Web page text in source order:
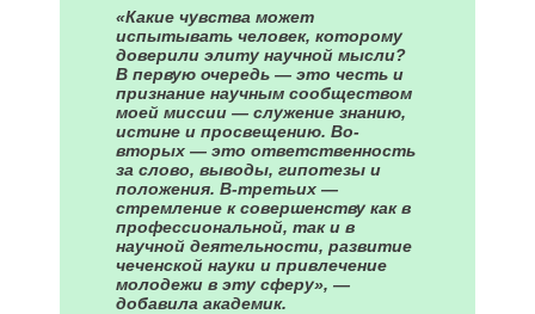
«Какие чувства может
испытывать человек, которому
доверили элиту научной мысли?
В первую очередь — это честь и
признание научным сообществом
моей миссии — служение знанию,
истине и просвещению. Во-
вторых — это ответственность
за слово, выводы, гипотезы и
положения. В-третьих —
стремление к совершенству как в
профессиональной, так и в
научной деятельности, развитие
чеченской науки и привлечение
молодежи в эту сферу», —
добавила академик.